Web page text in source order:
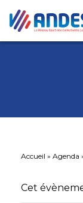
Accueil » Agenda
Cet